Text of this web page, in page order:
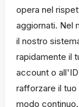
opera nel
aggiornati. Nel
il nostro
rapidamente il
account o
rafforzare il tuo
modo continuo.